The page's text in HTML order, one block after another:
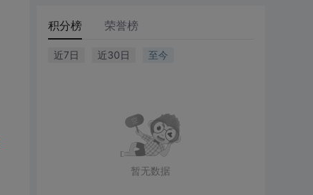
积分榜 荣誉榜
近7日 近30日 至今
暂无数据